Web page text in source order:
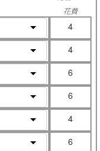
花費
4
4
6
6
4
6